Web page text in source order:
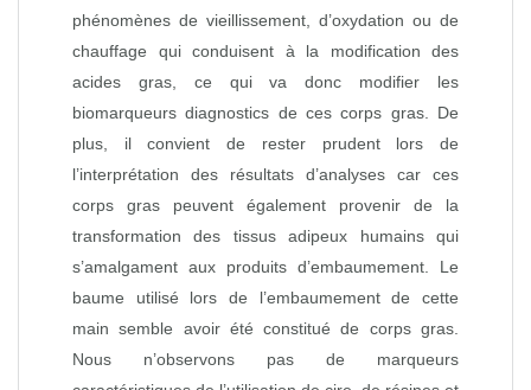
phénomènes de vieillissement, d’oxydation ou de
chauffage qui conduisent à la modification des
acides gras, ce qui va donc modifier les
biomarqueurs diagnostics de ces corps gras. De
plus, il convient de rester prudent lors de
l’interprétation des résultats d’analyses car ces
corps gras peuvent également provenir de la
transformation des tissus adipeux humains qui
s’amalgament aux produits d’embaumement. Le
baume utilisé lors de l’embaumement de cette
main semble avoir été constitué de corps gras.
Nous n’observons pas de marqueurs